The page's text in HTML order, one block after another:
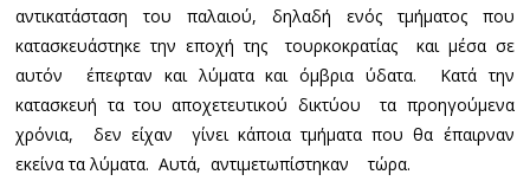
αντικατάσταση του παλαιού, δηλαδή ενός τμήματος που
κατασκευάστηκε την εποχή της τουρκοκρατίας και μέσα σε
αυτόν έπεφταν και λύματα και όμβρια ύδατα. Κατά την
κατασκευή τα του αποχετευτικού δικτύου τα προηγούμενα
χρόνια, δεν είχαν γίνει κάποια τμήματα που θα έπαιρναν
εκείνα τα λύματα. Αυτά, αντιμετωπίστηκαν τώρα.